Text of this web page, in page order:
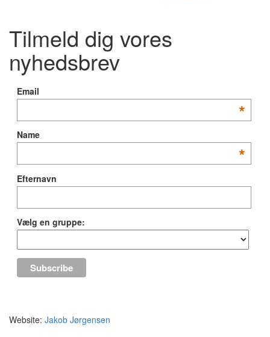
Tilmeld dig vores
nyhedsbrev
Email
*
Name
*
Efternavn
Vælg en gruppe:
Website: Jakob Jørgensen